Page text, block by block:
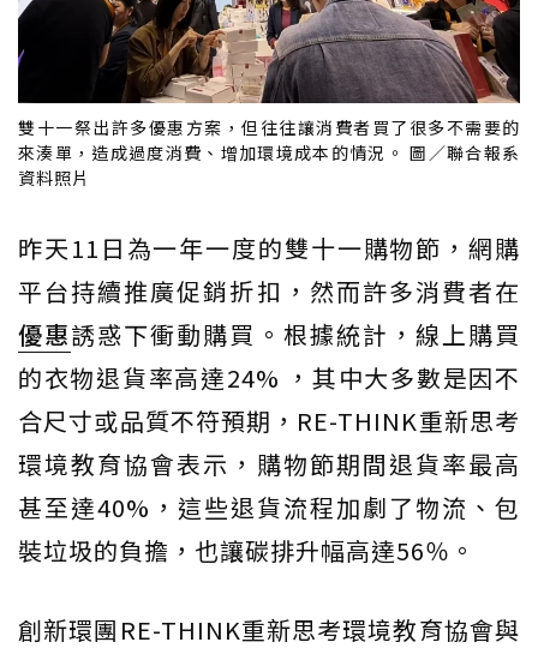
雙十一祭出許多優惠方案，但往往讓消費者買了很多不需要的
來湊單，造成過度消費、增加環境成本的情況。 圖／聯合報系
資料照片
昨天11日為一年一度的雙十一購物節，網購
平台持續推廣促銷折扣，然而許多消費者在
優惠誘惑下衝動購買。根據統計，線上購買
的衣物退貨率高達24% ，其中大多數是因不
合尺寸或品質不符預期，RE-THINK重新思考
環境教育協會表示，購物節期間退貨率最高
甚至達40%，這些退貨流程加劇了物流、包
裝垃圾的負擔，也讓碳排升幅高達56％。
創新環團RE-THINK重新思考環境教育協會與